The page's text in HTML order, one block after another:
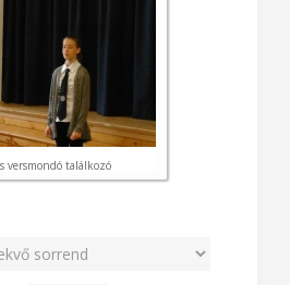
versmondó találkozó